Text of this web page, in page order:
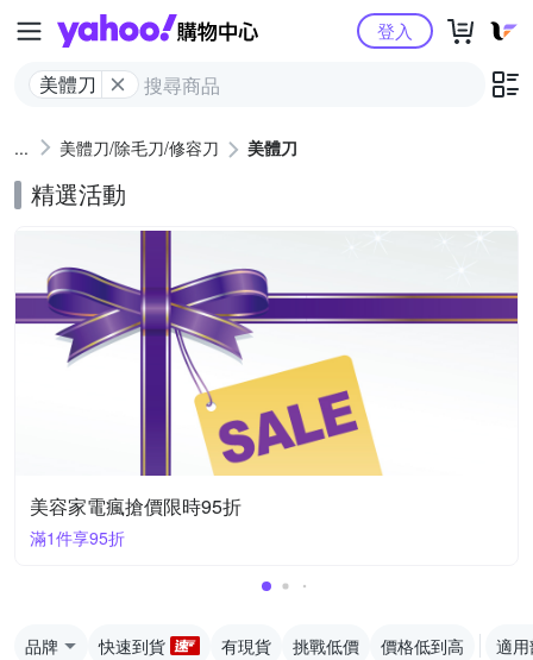
Yahoo購物中心
美體刀
登入
美體刀/除毛刀/修容刀 美體刀
精選活動
美容家電瘋搶價限時95折
滿1件享95折
品牌 快速到貨 有現貨 挑戰低價 價格低到高 適